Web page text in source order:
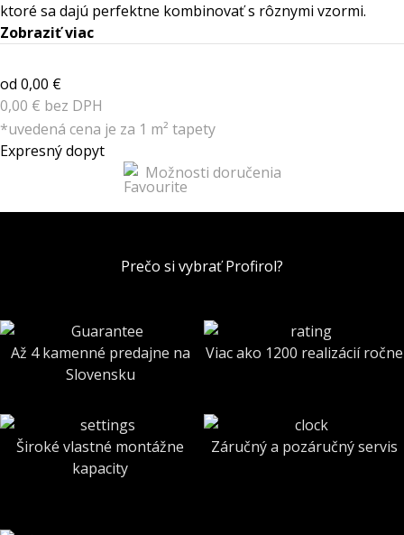
ktoré sa dajú perfektne kombinovať s rôznymi vzormi.
Zobraziť viac
od 0,00 €
0,00 € bez DPH
*uvedená cena je za 1 m² tapety
Expresný dopyt
Možnosti doručenia
Prečo si vybrať Profirol?
Až 4 kamenné predajne na
Slovensku
Viac ako 1200 realizácií ročne
Široké vlastné montážne
kapacity
Záručný a pozáručný servis